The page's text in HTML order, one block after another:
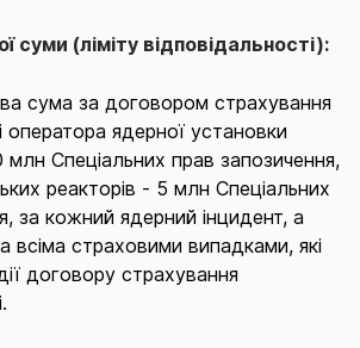
суми (ліміту відповідальності):
сума за договором страхування
оператора ядерної установки
млн Спеціальних прав запозичення,
реакторів - 5 млн Спеціальних
за кожний ядерний інцидент, а
всіма страховими випадками, які
договору страхування